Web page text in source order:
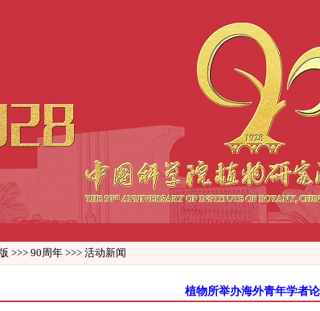
>>> 90周年 >>> 活动新闻
植物所举办海外青年学者